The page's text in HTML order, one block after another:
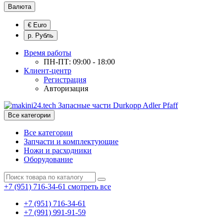
Валюта
€ Euro
р. Рубль
Время работы
ПН-ПТ: 09:00 - 18:00
Клиент-центр
Регистрация
Авторизация
Все категории
Все категории
Запчасти и комплектующие
Ножи и расходники
Оборудование
+7 (951) 716-34-61 смотреть все
+7 (951) 716-34-61
+7 (991) 991-91-59